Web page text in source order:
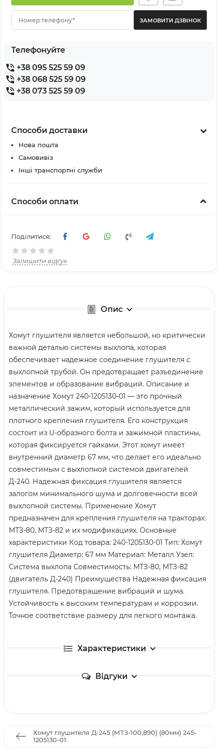
Номер телефону*
Телефонуйте
+38 095 525 59 09
+38 068 525 59 09
+38 073 525 59 09
Способи доставки
Нова пошта
Самовивіз
Інші транспортні служби
Способи оплати
Поділитися:
Залишити відгук
Опис
Хомут глушителя является небольшой, но критически
важной деталью системы выхлопа, которая
обеспечивает надежное соединение глушителя с
выхлопной трубой. Он предотвращает разъединение
элементов и образование вибраций. Описание и
назначение Хомут 240-1205130-01 — это прочный
металлический зажим, который используется для
плотного крепления глушителя. Его конструкция
состоит из U-образного болта и зажимной пластины,
которая фиксируется гайками. Этот хомут имеет
внутренний диаметр 67 мм, что делает его идеально
совместимым с выхлопной системой двигателей
Д-240. Надежная фиксация глушителя является
залогом минимального шума и долговечности всей
выхлопной системы. Применение Хомут
предназначен для крепления глушителя на тракторах:
МТЗ-80, МТЗ-82 и их модификациях. Основные
характеристики Код товара: 240-1205130-01 Тип: Хомут
глушителя Диаметр: 67 мм Материал: Металл Узел:
Система выхлопа Совместимость: МТЗ-80, МТЗ-82
(двигатель Д-240) Преимущества Надежная фиксация
глушителя. Предотвращение вибраций и шума.
Устойчивость к высоким температурам и коррозии.
Точное соответствие размеру для легкого монтажа.
Характеристики
Відгуки
Хомут глушителя Д-245 (МТЗ-100,890) (80мм) 245-
1205130-01